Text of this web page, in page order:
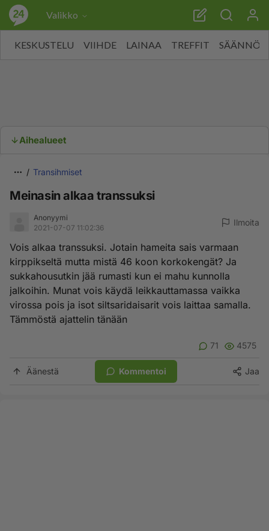
Valikko
KESKUSTELU VIIHDE LAINAA TREFFIT SÄÄNNÖT
Aihealueet
Transihmiset
Meinasin alkaa transsuksi
Anonyymi
2021-07-07 11:02:36
Ilmoita
Vois alkaa transsuksi. Jotain hameita sais varmaan
kirppikseltä mutta mistä 46 koon korkokengät? Ja
sukkahousutkin jää rumasti kun ei mahu kunnolla
jalkoihin. Munat vois käydä leikkauttamassa vaikka
virossa pois ja isot siltsaridaisarit vois laittaa samalla.
Tämmöstä ajattelin tänään
71 4575
Äänestä Kommentoi Jaa